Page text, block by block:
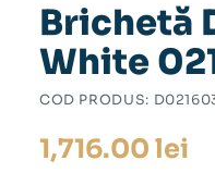
Brichetă
White
COD PRODUS:
1,716.00 lei